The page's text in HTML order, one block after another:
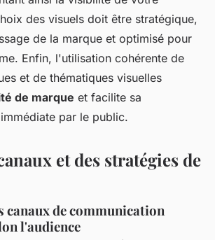
des visuels doit être stratégique,
de la marque et optimisé pour
Enfin, l'utilisation cohérente de
et de thématiques visuelles
de marque et facilite sa
par le public.
et des stratégies de
canaux de communication
l'audience